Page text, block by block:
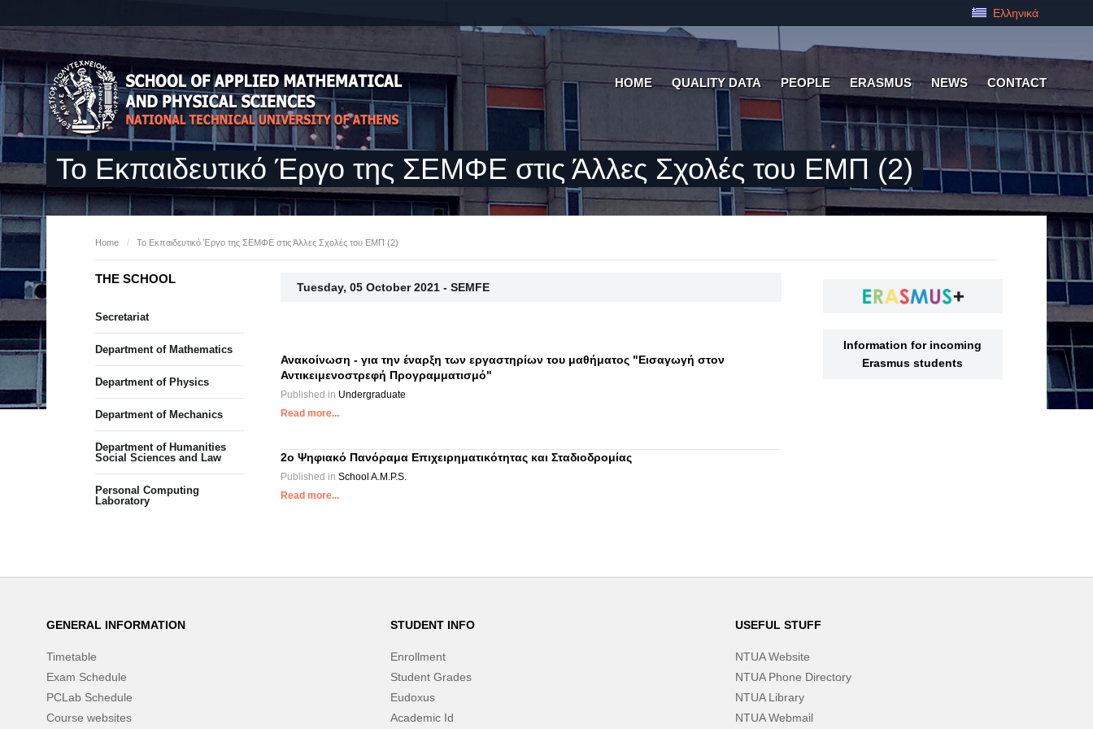
Ελληνικά
HOME QUALITY DATA PEOPLE ERASMUS NEWS CONTACT
Το Εκπαιδευτικό Έργο της ΣΕΜΦΕ στις Άλλες Σχολές του ΕΜΠ (2)
Home / Το Εκπαιδευτικό Έργο της ΣΕΜΦΕ στις Άλλες Σχολές του ΕΜΠ (2)
Tuesday, 05 October 2021 - SEMFE
Ανακοίνωση - για την έναρξη των εργαστηρίων του μαθήματος "Εισαγωγή στον
Αντικειμενοστρεφή Προγραμματισμό"
Published in Undergraduate
Read more...
2o Ψηφιακό Πανόραμα Επιχειρηματικότητας και Σταδιοδρομίας
Published in School A.M.P.S.
Read more...
THE SCHOOL
Secretariat
Department of Mathematics
Department of Physics
Department of Mechanics
Department of Humanities
Social Sciences and Law
Personal Computing
Laboratory
Information for incoming
Erasmus students
GENERAL INFORMATION
Timetable
Exam Schedule
PCLab Schedule
Course websites
STUDENT INFO
Enrollment
Student Grades
Eudoxus
Academic Id
USEFUL STUFF
NTUA Website
NTUA Phone Directory
NTUA Library
NTUA Webmail